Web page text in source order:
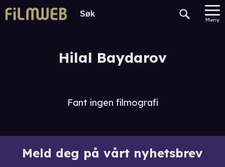
Meny
Hilal Baydarov
Fant ingen filmografi
Meld deg på vårt nyhetsbrev